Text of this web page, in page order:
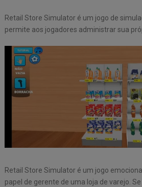
Retail Store Simulator é um jogo de
permite aos jogadores administrar sua
Retail Store Simulator é um jogo
papel de gerente de uma loja de varejo.